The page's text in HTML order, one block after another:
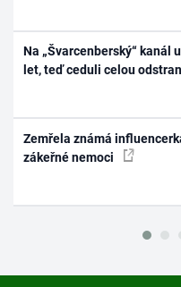
Na „Švarcenberský“ kanál
let, teď ceduli celou
Zemřela známá
zákeřné nemoci